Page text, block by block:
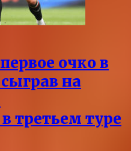
очко в
на
третьем туре